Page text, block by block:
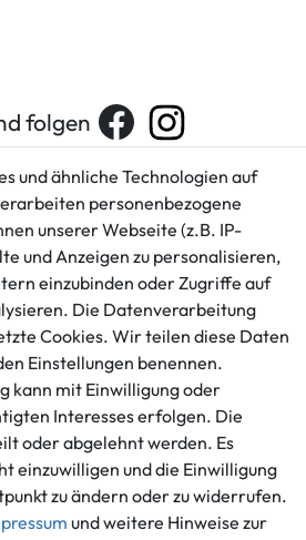
folgen
Rechtliches
AGB
Impressum
Datenschutzerklärung
Barrierefreiheitserklärung
Widerrufs­recht
Vertrag widerrufen
Zahlungsmöglichkeiten
und ähnliche Technologien auf
personenbezogene
unserer Webseite (z.B. IP-
und Anzeigen zu personalisieren,
einzubinden oder Zugriffe auf
Die Datenverarbeitung
Cookies. Wir teilen diese Daten
Einstellungen benennen.
kann mit Einwilligung oder
Interesses erfolgen. Die
oder abgelehnt werden. Es
einzuwilligen und die Einwilligung
zu ändern oder zu widerrufen.
und weitere Hinweise zur